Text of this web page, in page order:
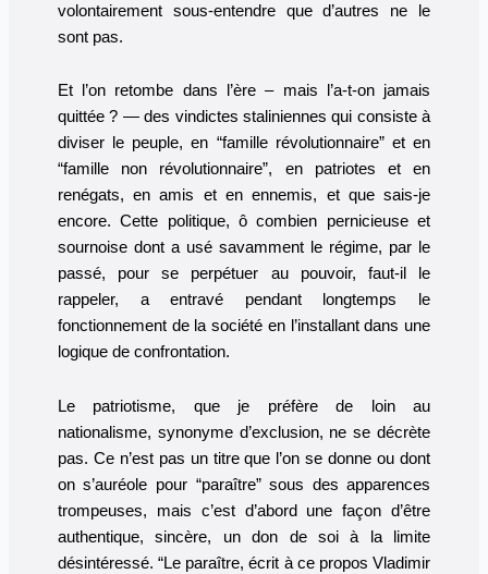
volontairement sous-entendre que d’autres ne le
sont pas.
Et l’on retombe dans l’ère – mais l’a-t-on jamais
quittée ? — des vindictes staliniennes qui consiste à
diviser le peuple, en “famille révolutionnaire” et en
“famille non révolutionnaire”, en patriotes et en
renégats, en amis et en ennemis, et que sais-je
encore. Cette politique, ô combien pernicieuse et
sournoise dont a usé savamment le régime, par le
passé, pour se perpétuer au pouvoir, faut-il le
rappeler, a entravé pendant longtemps le
fonctionnement de la société en l’installant dans une
logique de confrontation.
Le patriotisme, que je préfère de loin au
nationalisme, synonyme d’exclusion, ne se décrète
pas. Ce n’est pas un titre que l’on se donne ou dont
on s’auréole pour “paraître” sous des apparences
trompeuses, mais c’est d’abord une façon d’être
authentique, sincère, un don de soi à la limite
désintéressé. “Le paraître, écrit à ce propos Vladimir